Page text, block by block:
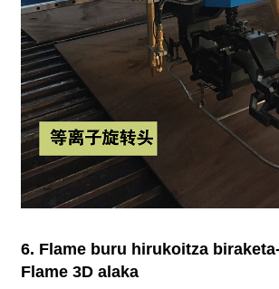
6. Flame buru hirukoitza
Flame 3D alaka